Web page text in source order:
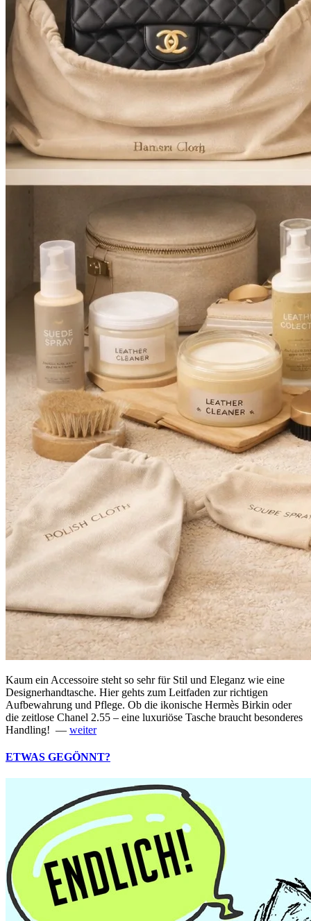
Kaum ein Accessoire steht so sehr für Stil und Eleganz wie eine
Designerhandtasche. Hier gehts zum Leitfaden zur richtigen
Aufbewahrung und Pflege. Ob die ikonische Hermès Birkin oder
die zeitlose Chanel 2.55 – eine luxuriöse Tasche braucht besonderes
Handling! — weiter
ETWAS GEGÖNNT?